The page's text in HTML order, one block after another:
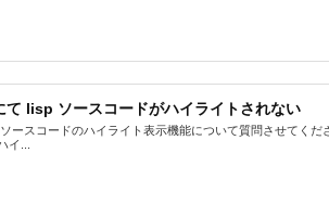
lisp ソースコードがハイライトされない
ースコードのハイライト表示機能について質問させてくだ
イ...